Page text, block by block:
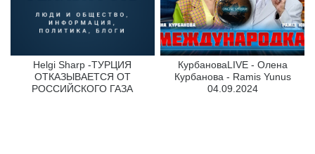
Helgi Sharp -ТУРЦИЯ
ОТКАЗЫВАЕТСЯ ОТ
РОССИЙСКОГО ГАЗА
КурбановаLIVE - Олена
Курбанова - Ramis Yunus
04.09.2024